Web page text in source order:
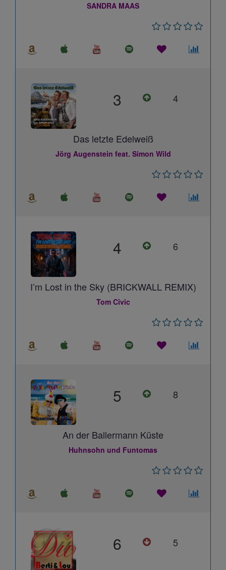
SANDRA MAAS
3 4
Das letzte Edelweiß
Jörg Augenstein feat. Simon Wild
4 6
I’m Lost in the Sky (BRICKWALL REMIX)
Tom Civic
5 8
An der Ballermann Küste
Huhnsohn und Funtomas
6 5